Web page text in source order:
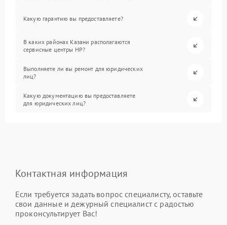
Какую гарантию вы предоставляете?
В каких районах Казани располагаются
сервисные центры HP?
Выполняете ли вы ремонт для юридических
лиц?
Какую документацию вы предоставляете
для юридических лиц?
Контактная информация
Если требуется задать вопрос специалисту, оставьте
свои данные и дежурный специалист с радостью
проконсультирует Вас!